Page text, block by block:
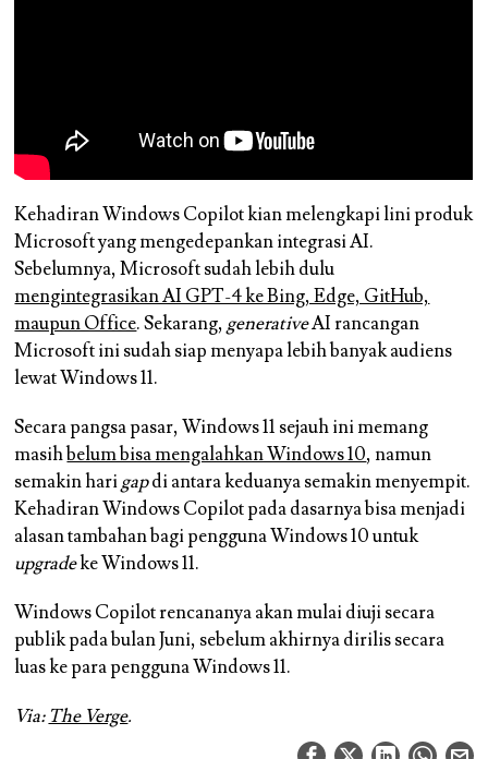
Kehadiran Windows Copilot kian melengkapi lini produk
Microsoft yang mengedepankan integrasi AI.
Sebelumnya, Microsoft sudah lebih dulu
mengintegrasikan AI GPT-4 ke Bing, Edge, GitHub,
maupun Office. Sekarang,generativeAI rancangan
Microsoft ini sudah siap menyapa lebih banyak audiens
lewat Windows 11.
Secara pangsa pasar, Windows 11 sejauh ini memang
masihbelum bisa mengalahkan Windows 10, namun
semakin harigapdi antara keduanya semakin menyempit.
Kehadiran Windows Copilot pada dasarnya bisa menjadi
alasan tambahan bagi pengguna Windows 10 untuk
upgradeke Windows 11.
Windows Copilot rencananya akan mulai diuji secara
publik pada bulan Juni, sebelum akhirnya dirilis secara
luas ke para pengguna Windows 11.
Via:The Verge.